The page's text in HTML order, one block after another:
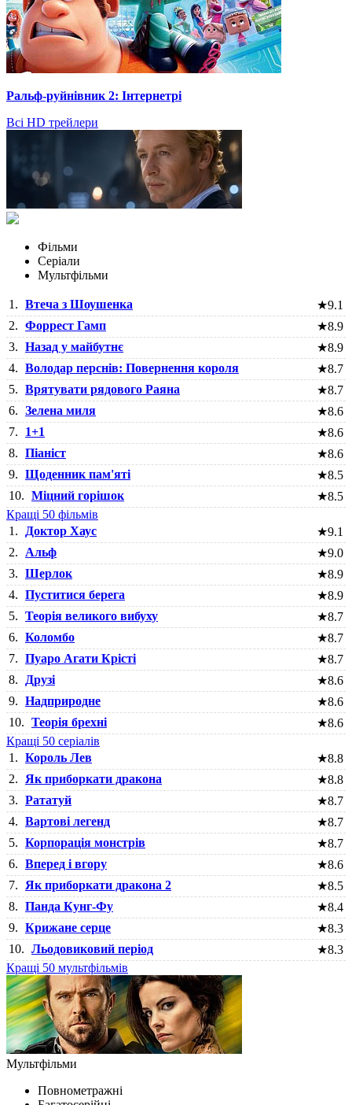
Ральф-руйнівник 2: Інтернетрі
Всі HD трейлери
Фільми
Серіали
Мультфільми
1. Втеча з Шоушенка ★9.1
2. Форрест Гамп ★8.9
3. Назад у майбутнє ★8.9
4. Володар перснів: Повернення короля ★8.7
5. Врятувати рядового Раяна ★8.7
6. Зелена миля ★8.6
7.
1+1 ★8.6
8. Піаніст ★8.6
9. Щоденник пам'яті ★8.5
10. Міцний горішок ★8.5
Кращі 50 фільмів
1.
Доктор Хаус ★9.1
2.
Альф ★9.0
3. Шерлок ★8.9
4. Пуститися берега ★8.9
5. Теорія великого вибуху ★8.7
6. Коломбо ★8.7
7. Пуаро Агати Крісті ★8.7
8.
Друзі ★8.6
9. Надприродне ★8.6
10. Теорія брехні ★8.6
Кращі 50 серіалів
1. Король Лев ★8.8
2.
Як приборкати дракона ★8.8
3. Рататуй ★8.7
4. Вартові легенд ★8.7
5. Корпорація монстрів ★8.7
6. Вперед і вгору ★8.6
7.
Як приборкати дракона 2 ★8.5
8. Панда Кунг-Фу ★8.4
9. Крижане серце ★8.3
10. Льодовиковий період ★8.3
Кращі 50 мультфільмів
Мультфільми
Повнометражні